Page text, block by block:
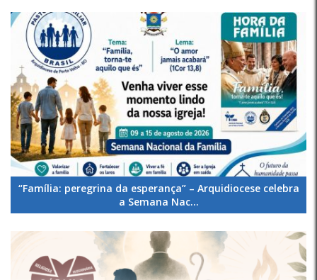
“Família: peregrina da esperança” – Arquidiocese celebra
a Semana Nac...